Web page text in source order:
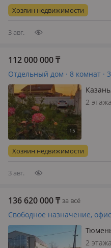
Рядом
Хозяин недвижимости
3 авг.
112 000 000₸
Отдельный дом · 8 комнат ·
2
в пос.
Хозяин недвижимости
3 авг.
136 620 000₸ за всё
2